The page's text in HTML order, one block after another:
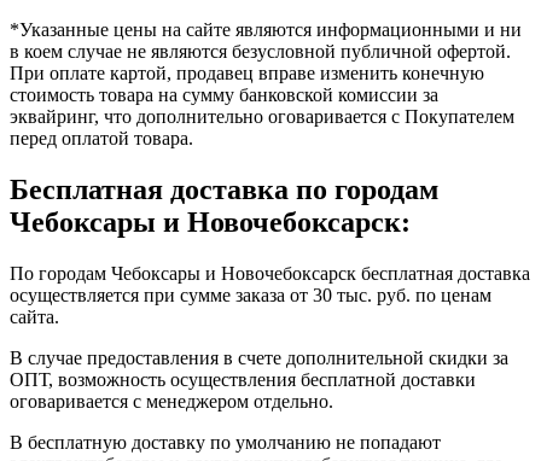
*Указанные цены на сайте являются информационными и ни
в коем случае не являются безусловной публичной офертой.
При оплате картой, продавец вправе изменить конечную
стоимость товара на сумму банковской комиссии за
эквайринг, что дополнительно оговаривается с Покупателем
перед оплатой товара.
Бесплатная доставка по городам
Чебоксары и Новочебоксарск:
По городам Чебоксары и Новочебоксарск бесплатная доставка
осуществляется при сумме заказа от 30 тыс. руб. по ценам
сайта.
В случае предоставления в счете дополнительной скидки за
ОПТ, возможность осуществления бесплатной доставки
оговаривается с менеджером отдельно.
В бесплатную доставку по умолчанию не попадают